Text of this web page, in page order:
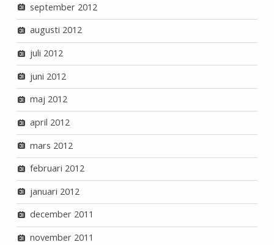
september 2012
augusti 2012
juli 2012
juni 2012
maj 2012
april 2012
mars 2012
februari 2012
januari 2012
december 2011
november 2011